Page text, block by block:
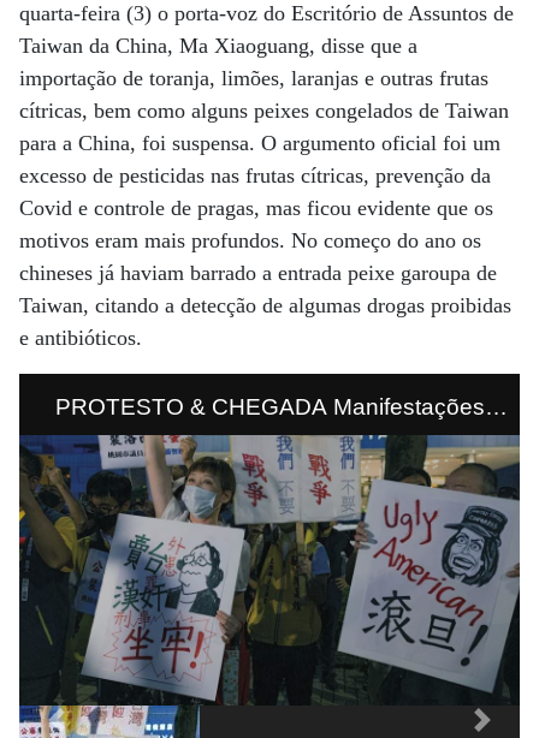
quarta-feira (3) o porta-voz do Escritório de Assuntos de
Taiwan da China, Ma Xiaoguang, disse que a
importação de toranja, limões, laranjas e outras frutas
cítricas, bem como alguns peixes congelados de Taiwan
para a China, foi suspensa. O argumento oficial foi um
excesso de pesticidas nas frutas cítricas, prevenção da
Covid e controle de pragas, mas ficou evidente que os
motivos eram mais profundos. No começo do ano os
chineses já haviam barrado a entrada peixe garoupa de
Taiwan, citando a detecção de algumas drogas proibidas
e antibióticos.
PROTESTO & CHEGADA Manifestações
populares, a favor e contra a chegada de
Nancy Pelosi movimentaram a noite da terça-
feira (2), quando a parlamentar americana
desembarcou em Taiwan e encontrou o
ministro do comércio exterior do país, Joseph
Wu.